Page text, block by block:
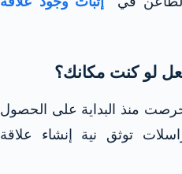
لو كنت مكانك؟
منذ البداية على الحصول
توثق نية إنشاء علاقة